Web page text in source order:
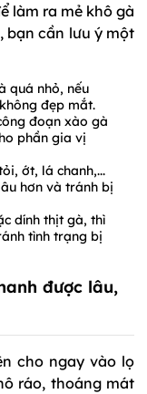
làm ra mẻ khô gà
bạn cần lưu ý một
quá nhỏ, nếu
đẹp mắt.
đoạn xào gà
phần gia vị
ớt, lá chanh,...
hơn và tránh bị
dính thịt gà, thì
tình trạng bị
được lâu,
cho ngay vào lọ
ráo, thoáng mát